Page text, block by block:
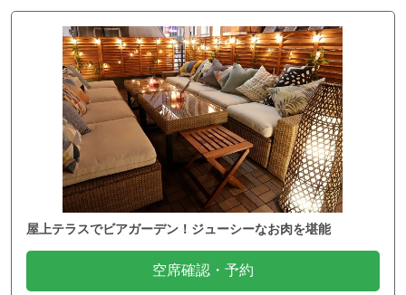
屋上テラスでビアガーデン！ジューシーなお肉を堪能
空席確認・予約